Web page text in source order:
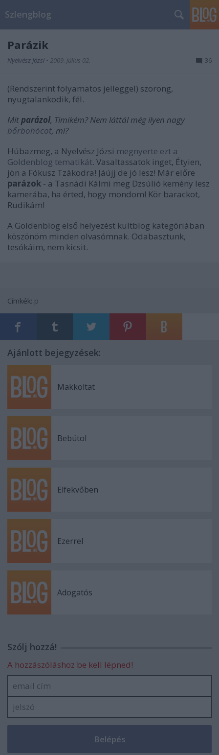
Szlengblog
Parázik
Nyelvész Józsi • 2009. július 02. 36
(Rendszerint folyamatos jelleggel) szorong,
nyugtalankodik, fél.
Mitparázol, Timikém? Nem láttál még ilyen nagy
bőrbohócot, mi?
Húbazmeg, a Nyelvész Józsi megnyerte ezt a
Goldenblog tematikát. Vasaltassatok inget, Étyien,
jön a Fókusz Tzákodra! Jáújj de jó lesz! Már előre
parázok - a Tasnádi Kálmi meg Dzsúlió kemény lesz
kamerába, ha érted, hogy mondom! Kör barackot,
Rudikám!
A Goldenblog első helyezést kultblog kategóriában
köszönöm minden olvasómnak. Odabasztunk,
tesókáim, nem kicsit.
Címkék: p
Ajánlott bejegyzések:
Makkoltat
Bebútol
Elfekvőben
Ezerrel
Adogatós
Szólj hozzá!
A hozzászóláshoz be kell lépned!